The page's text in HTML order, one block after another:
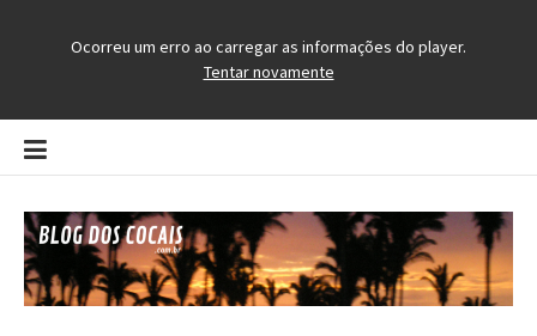
Pular
para
conteúdo